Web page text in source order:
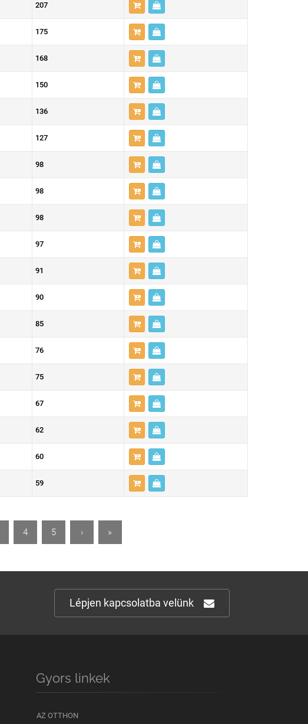
207
175
168
150
136
127
98
98
98
97
91
90
85
76
75
67
62
60
59
4 5 › »
Lépjen kapcsolatba velünk
Gyors linkek
AZ OTTHON